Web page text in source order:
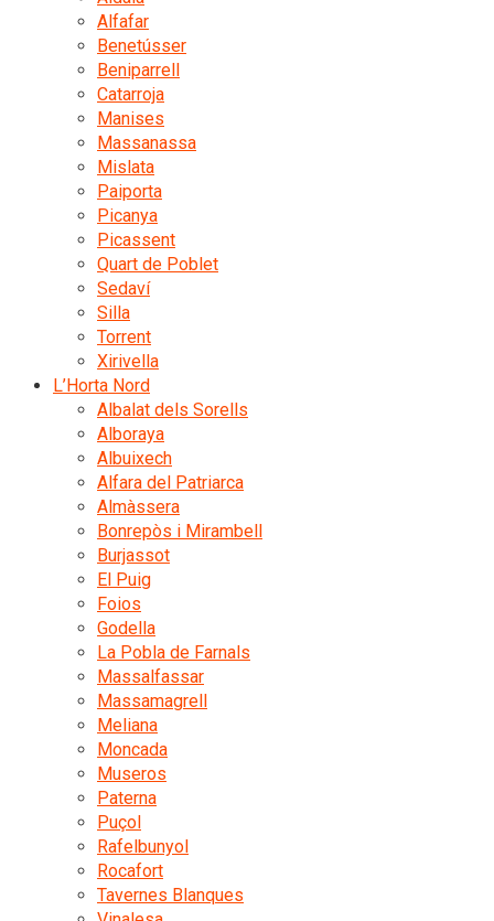
Alfafar
Benetússer
Beniparrell
Catarroja
Manises
Massanassa
Mislata
Paiporta
Picanya
Picassent
Quart de Poblet
Sedaví
Silla
Torrent
Xirivella
L’Horta Nord
Albalat dels Sorells
Alboraya
Albuixech
Alfara del Patriarca
Almàssera
Bonrepòs i Mirambell
Burjassot
El Puig
Foios
Godella
La Pobla de Farnals
Massalfassar
Massamagrell
Meliana
Moncada
Museros
Paterna
Puçol
Rafelbunyol
Rocafort
Tavernes Blanques